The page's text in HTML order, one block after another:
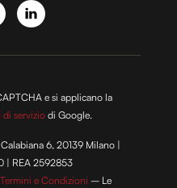
e si applicano la
di serviziodi Google.
6, 20139 Milano |
| REA 2592853
Termini e Condizioni – Le